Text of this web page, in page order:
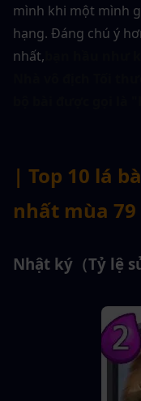
mình khi một mình
hạng. Đáng chú ý
nhất,
| Top 10 lá
nhất mùa 79
Nhật ký（Tỷ lệ